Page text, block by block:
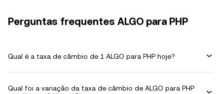
Perguntas frequentes ALGO para PHP
Qual é a taxa de câmbio de 1 ALGO para PHP hoje?
Qual foi a variação da taxa de câmbio de ALGO para PHP